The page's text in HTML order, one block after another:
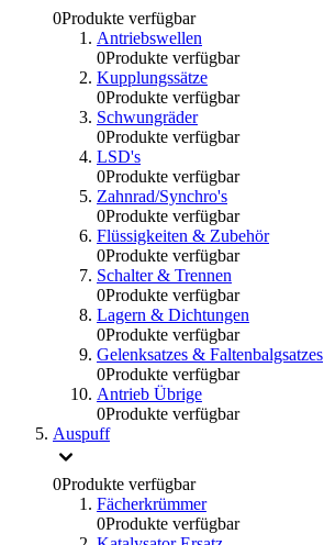
0Produkte verfügbar
Antriebswellen
0Produkte verfügbar
Kupplungssätze
0Produkte verfügbar
Schwungräder
0Produkte verfügbar
LSD's
0Produkte verfügbar
Zahnrad/Synchro's
0Produkte verfügbar
Flüssigkeiten & Zubehör
0Produkte verfügbar
Schalter & Trennen
0Produkte verfügbar
Lagern & Dichtungen
0Produkte verfügbar
Gelenksatzes & Faltenbalgsatzes
0Produkte verfügbar
Antrieb Übrige
0Produkte verfügbar
Auspuff
0Produkte verfügbar
Fächerkrümmer
0Produkte verfügbar